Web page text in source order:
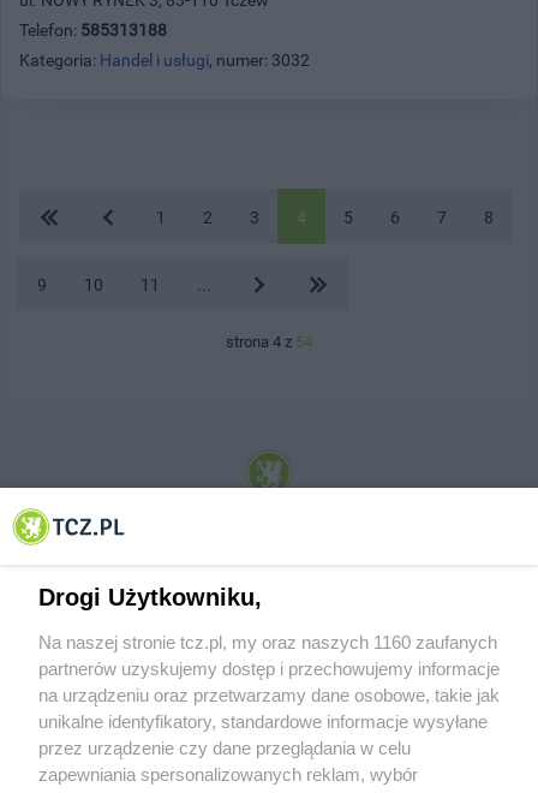
Telefon: 585313188
Kategoria: Handel i usługi, numer: 3032
1 2 3 4 5 6 7 8
9 10 11
strona 4 z 54
© 2001-2026 Tczew - TCZ.PL Sp. z o.o. Internetowy Serwis Informacyjny Miasta
O FIRMIE POLITYKA PRYWATNOŚCI HOSTING
Drogi Użytkowniku,
Na naszej stronie tcz.pl, my oraz naszych 1160 zaufanych
partnerów uzyskujemy dostęp i przechowujemy informacje
na urządzeniu oraz przetwarzamy dane osobowe, takie jak
unikalne identyfikatory, standardowe informacje wysyłane
przez urządzenie czy dane przeglądania w celu
zapewniania spersonalizowanych reklam, wybór